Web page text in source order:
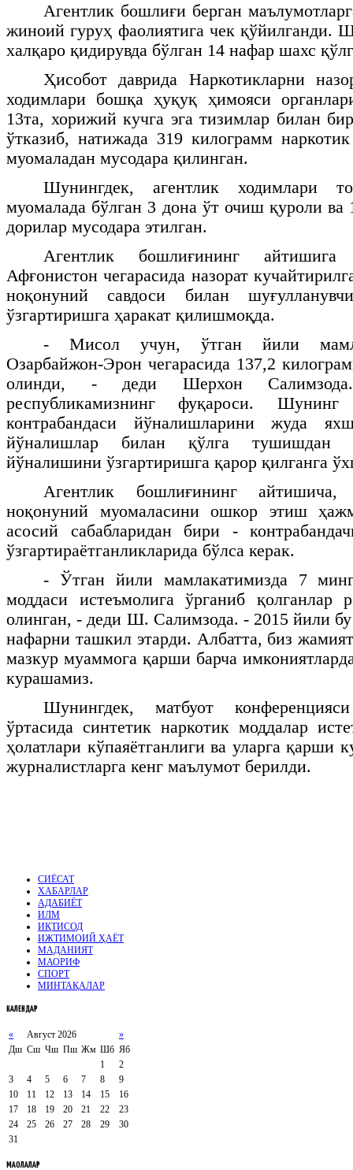
Агентлик бошлиғи берган
жиноий гуруҳ фаолиятига чек қўйилганди.
халқаро қидирувда бўлган 14 нафар шахс
Ҳисобот даврида Наркотикларни
ходимлари бошқа ҳуқуқ ҳимояси
13та, хорижий кучга эга тизимлар билан
ўтказиб, натижада 319 килограмм
муомаладан мусодара қилинган.
Шунингдек, агентлик ходимлари
муомалада бўлган 3 дона ўт очиш қуроли ва
дорилар мусодара этилган.
Агентлик бошлиғининг айтишига
Афғонистон чегарасида назорат
ноқонуний савдоси билан
ўзгартиришга ҳаракат қилишмоқда.
- Мисол учун, ўтган йили
Озарбайжон-Эрон чегарасида 137,2
олинди, - деди Шерхон
республикамизнинг фуқароси.
контрабандаси йўналишларини жуда
йўналишлар билан қўлга тушишдан
йўналишини ўзгартиришга қарор қилганга
Агентлик бошлиғининг айтишича,
ноқонуний муомаласини ошкор этиш
асосий сабабларидан бири -
ўзгартираётганликларида бўлса керак.
- Ўтган йили мамлакатимизда 7
моддаси истеъмолига ўрганиб қолганлар
олинган, - деди Ш. Салимзода. - 2015 йили
нафарни ташкил этарди. Албатта, биз
мазкур муаммога қарши барча
курашамиз.
Шунингдек, матбуот
ўртасида синтетик наркотик моддалар
ҳолатлари кўпаяётганлиги ва уларга қарши
журналистларга кенг маълумот берилди.
СИЁСАТ
ХАБАРЛАР
АДАБИЁТ
ИЛМ
ИҚТИСОД
ИЖТИМОИЙ ҲАЁТ
МАДАНИЯТ
МАОРИФ
СПОРТ
МИНТАҚАЛАР
КАЛЕНДАР
« Август 2026
»
Дш Сш Чш Пш Жм Шб Яб
1
2
3
4 5 6 7 8
9
10
11 12 13 14 15
16
17
18 19 20 21 22
23
24
25 26 27 28 29
30
31
МАҚОЛАЛАР